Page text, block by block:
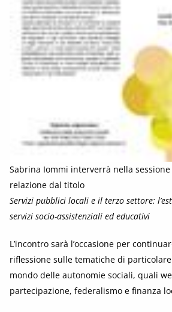
Sabrina Iommi interverrà nella
relazione dal titolo
Servizi pubblici locali e il terzo settore:
servizi socio-assistenziali ed educativi
L’incontro sarà l’occasione per
riflessione sulle tematiche di
mondo delle autonomie sociali, quali
partecipazione, federalismo e finanza